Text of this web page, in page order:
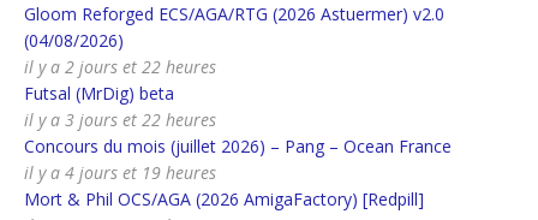
Gloom Reforged ECS/AGA/RTG (2026 Astuermer) v2.0
(04/08/2026)
il y a 2 jours et 22 heures
Futsal (MrDig) beta
il y a 3 jours et 22 heures
Concours du mois (juillet 2026) – Pang – Ocean France
il y a 4 jours et 19 heures
Mort & Phil OCS/AGA (2026 AmigaFactory) [Redpill]